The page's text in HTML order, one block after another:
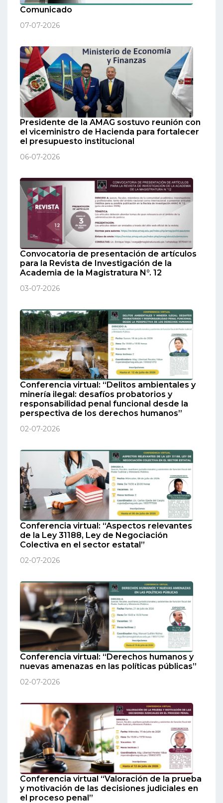
Comunicado
07-07-2026
Presidente de la AMAG sostuvo reunión con
el viceministro de Hacienda para fortalecer
el presupuesto institucional
06-07-2026
Convocatoria de presentación de artículos
para la Revista de Investigación de la
Academia de la Magistratura N°. 12
03-07-2026
Conferencia virtual: “Delitos ambientales y
minería ilegal: desafíos probatorios y
responsabilidad penal funcional desde la
perspectiva de los derechos humanos”
02-07-2026
Conferencia virtual: “Aspectos relevantes
de la Ley 31188, Ley de Negociación
Colectiva en el sector estatal”
02-07-2026
Conferencia virtual: “Derechos humanos y
nuevas amenazas en las políticas públicas”
02-07-2026
Conferencia virtual “Valoración de la prueba
y motivación de las decisiones judiciales en
el proceso penal”